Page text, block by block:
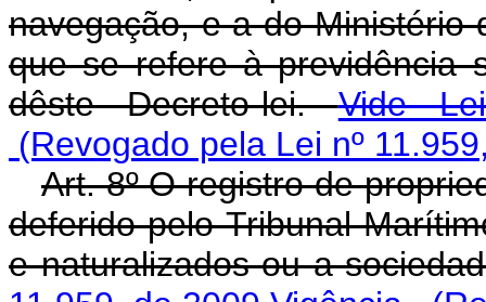
navegação, e a do Ministério
que se refere à previdência
dêste Decreto-lei.Vide
(Revogado pela Lei nº
Art. 8º O registro de
deferido pelo Tribunal
e naturalizados ou a